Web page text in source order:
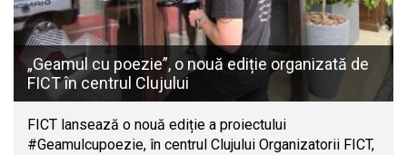
„Geamul cu poezie”, o nouă ediție organizată de
FICT în centrul Clujului
FICT lansează o nouă ediție a proiectului
#Geamulcupoezie, în centrul Clujului Organizatorii FICT,